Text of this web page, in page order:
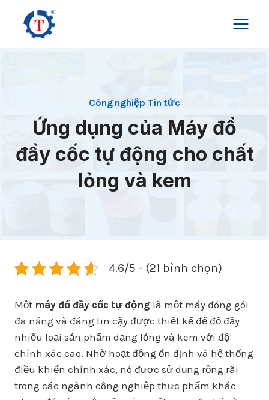
content
Công nghiệp Tin tức
Ứng dụng của Máy đổ
đầy cốc tự động cho chất
lỏng và kem
4.6/5 - (21 bình chọn)
Một máy đổ đầy cốc tự động là một máy đóng gói
đa năng và đáng tin cậy được thiết kế để đổ đầy
nhiều loại sản phẩm dạng lỏng và kem với độ
chính xác cao. Nhờ hoạt động ổn định và hệ thống
điều khiển chính xác, nó được sử dụng rộng rãi
trong các ngành công nghiệp thực phẩm khác